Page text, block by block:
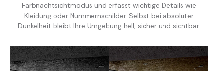
Farbnachtsichtmodus und erfasst wichtige Details wie
Kleidung oder Nummernschilder. Selbst bei absoluter
Dunkelheit bleibt Ihre Umgebung hell, sicher und sichtbar.